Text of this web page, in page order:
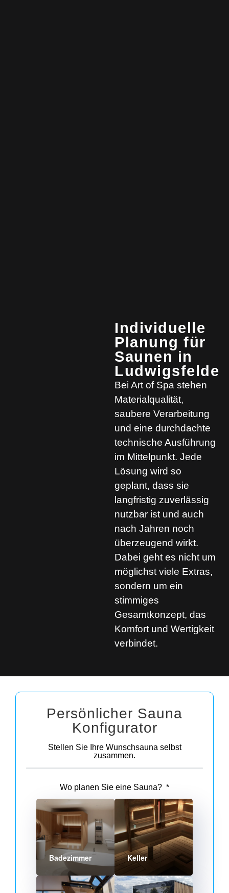
Individuelle
Planung für
Saunen in
Ludwigsfelde
Bei Art of Spa stehen
Materialqualität,
saubere Verarbeitung
und eine durchdachte
technische Ausführung
im Mittelpunkt. Jede
Lösung wird so
geplant, dass sie
langfristig zuverlässig
nutzbar ist und auch
nach Jahren noch
überzeugend wirkt.
Dabei geht es nicht um
möglichst viele Extras,
sondern um ein
stimmiges
Gesamtkonzept, das
Komfort und Wertigkeit
verbindet.
Persönlicher Sauna
Konfigurator
Stellen Sie Ihre Wunschsauna selbst
zusammen.
0%
Wo planen Sie eine Sauna? *
Badezimmer Keller